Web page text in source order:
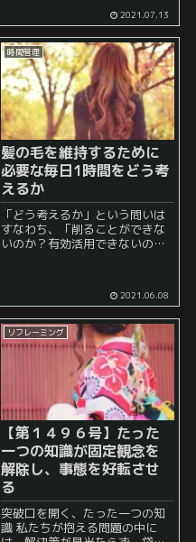
て課される制裁行為であり、一
定の地域に居住する住民が結束
して交際を絶つこと（共同絶
交）である。転じて、地域社会
から特定の...
2021.07.13
時間管理
髪の毛を維持するために
必要な毎日1時間をどう考
えるか
「どう考えるか」という問いは
すなわち、「削ることができな
いのか？有効活用できないの
とか考えたことがあるのではな
いでしょうか。 髪の毛が長いと
色々...
2021.06.08
リフレーミング
【第１４９６号】たった
一つの知識が固定観念を
解除し、事態を好転させ
る
突破口を開く、たった一つの知
識 私たちが抱える問題の中に